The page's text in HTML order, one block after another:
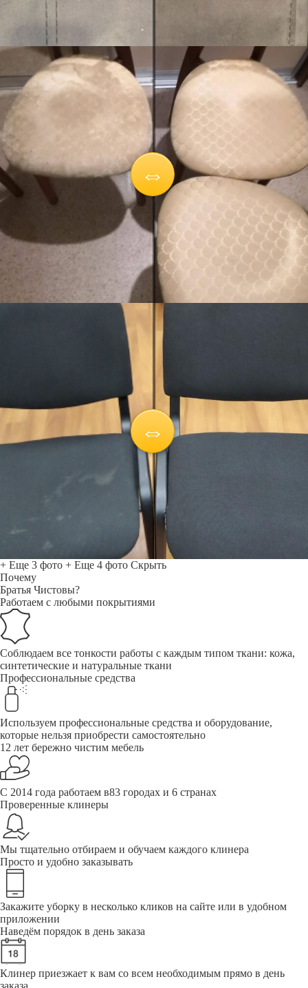
+ Еще 3 фото + Еще 4 фото Скрыть
Почему
Братья Чистовы?
Работаем с любыми покрытиями
Соблюдаем все тонкости работы с каждым типом ткани: кожа,
синтетические и натуральные ткани
Профессиональные средства
Используем профессиональные средства и оборудование,
которые нельзя приобрести самостоятельно
12 лет бережно чистим мебель
С 2014 года работаем в83 городах и 6 странах
Проверенные клинеры
Мы тщательно отбираем и обучаем каждого клинера
Просто и удобно заказывать
Закажите уборку в несколько кликов на сайте или в удобном
приложении
Наведём порядок в день заказа
Клинер приезжает к вам со всем необходимым прямо в день
заказа